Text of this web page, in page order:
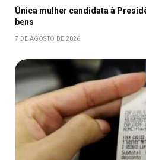
Única mulher candidata à
bens
7 DE AGOSTO DE 2026